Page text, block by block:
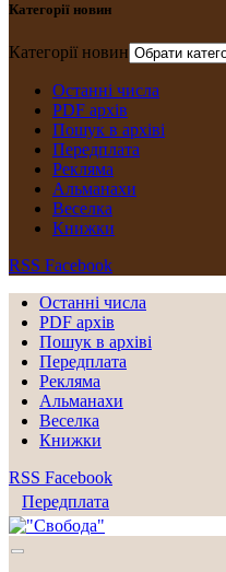
Категорії новин
Категорії новин
Останні числа
PDF архів
Пошук в архіві
Передплата
Рекляма
Альманахи
Веселка
Книжки
RSS Facebook
Останні числа
PDF архів
Пошук в архіві
Передплата
Рекляма
Альманахи
Веселка
Книжки
RSS Facebook
Передплата